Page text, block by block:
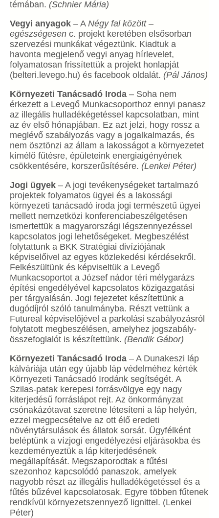
témában. (Schnier Mária)
Vegyi anyagok – A Négy fal között –
egészségesen c. projekt keretében elsősorban
szervezési munkákat végeztünk. Kiadtuk a
havonta megjelenő vegyi anyag hírlevelet,
folyamatosan frissítettük a projekt honlapját
(belteri.levego.hu) és facebook oldalát. (Pál János)
Környezeti Tanácsadó Iroda – Soha nem
érkezett a Levegő Munkacsoporthoz ennyi panasz
az illegális hulladékégetéssel kapcsolatban, mint
az év első hónapjában. Ez azt jelzi, hogy rossz a
meglévő szabályozás vagy a jogalkalmazás, és
nem ösztönzi az állam a lakosságot a környezetet
kímélő fűtésre, épületeink energiaigényének
csökkentésére, korszerűsítésére. (Lenkei Péter)
Jogi ügyek – A jogi tevékenységeket tartalmazó
projektek folyamatos ügyei és a lakossági
környezeti tanácsadó iroda jogi természetű ügyei
mellett nemzetközi konferenciabeszélgetésen
ismertettük a magyarországi légszennyezéssel
kapcsolatos jogi lehetőségeket. Megbeszélést
folytattunk a BKK Stratégiai divíziójának
képviselőivel az egyes közlekedési kérdésekről.
Felkészültünk és képviseltük a Levegő
Munkacsoportot a József nádor téri mélygarázs
építési engedélyével kapcsolatos közigazgatási
per tárgyalásán. Jogi fejezetet készítettünk a
dugódíjról szóló tanulmányba. Részt vettünk a
Futureal képviselőjével a parkolási szabályozásról
folytatott megbeszélésen, amelyhez jogszabály-
összefoglalót is készítettünk. (Bendik Gábor)
Környezeti Tanácsadó Iroda – A Dunakeszi láp
kálváriája után egy újabb láp védelméhez kérték
Környezeti Tanácsadó Irodánk segítségét. A
Szilas-patak kerepesi forrásvölgye egy nagy
kiterjedésű forráslápot rejt. Az önkormányzat
csónakázótavat szeretne létesíteni a láp helyén,
ezzel megpecsételve az ott élő eredeti
növénytársulások és állatok sorsát. Ügyfélként
beléptünk a vízjogi engedélyezési eljárásokba és
kezdeményeztük a láp kiterjedésének
megállapítását. Megszaporodtak a fűtési
szezonhoz kapcsolódó panaszok, amelyek
nagyobb részt az illegális hulladékégetéssel és a
fűtés bűzével kapcsolatosak. Egyre többen fűtenek
rendkívül környezetszennyező lignittel. (Lenkei
Péter)